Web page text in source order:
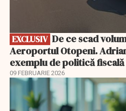
EXCLUSIV
Aeroportul Otopeni.
exemplu de politică
09 FEBRUARIE 2026